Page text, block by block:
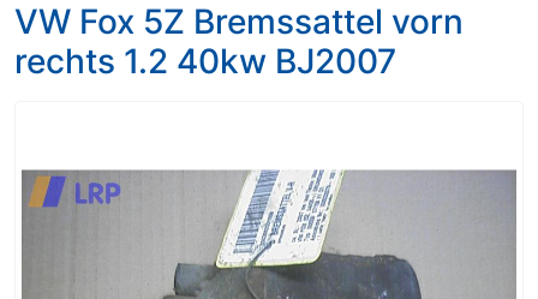
VW Fox 5Z Bremssattel vorn
rechts 1.2 40kw BJ2007